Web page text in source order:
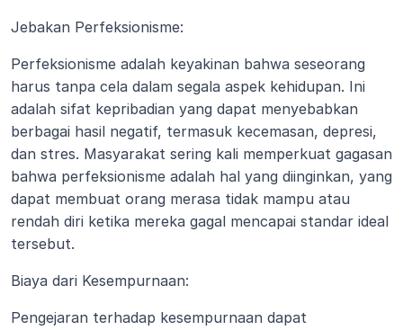
Jebakan Perfeksionisme:
Perfeksionisme adalah keyakinan bahwa seseorang
harus tanpa cela dalam segala aspek kehidupan. Ini
adalah sifat kepribadian yang dapat menyebabkan
berbagai hasil negatif, termasuk kecemasan, depresi,
dan stres. Masyarakat sering kali memperkuat gagasan
bahwa perfeksionisme adalah hal yang diinginkan, yang
dapat membuat orang merasa tidak mampu atau
rendah diri ketika mereka gagal mencapai standar ideal
tersebut.
Biaya dari Kesempurnaan:
Pengejaran terhadap kesempurnaan dapat